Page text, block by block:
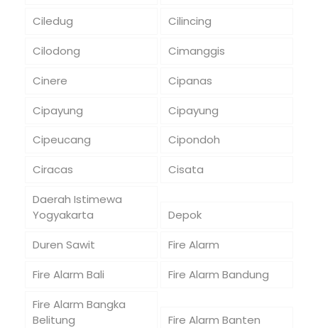
Ciledug
Cilincing
Cilodong
Cimanggis
Cinere
Cipanas
Cipayung
Cipayung
Cipeucang
Cipondoh
Ciracas
Cisata
Daerah Istimewa
Yogyakarta
Depok
Duren Sawit
Fire Alarm
Fire Alarm Bali
Fire Alarm Bandung
Fire Alarm Bangka
Belitung
Fire Alarm Banten